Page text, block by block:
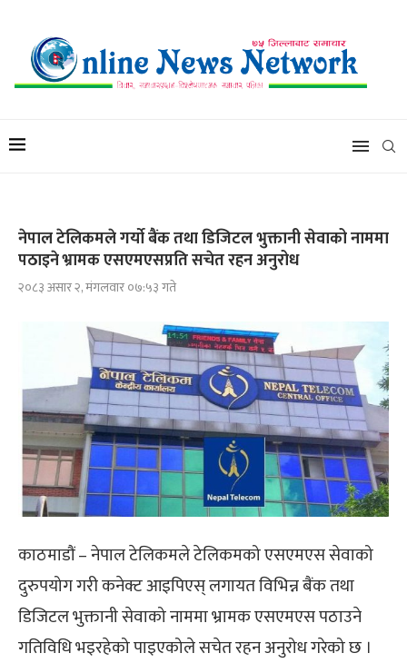
नेपाल टेलिकमले गर्याे बैंक तथा डिजिटल भुक्तानी सेवाको नाममा
पठाइने भ्रामक एसएमएसप्रति सचेत रहन अनुरोध
२०८३ असार २, मंगलवार ०७:५३ गते
काठमाडौं – नेपाल टेलिकमले टेलिकमको एसएमएस सेवाको
दुरुपयोग गरी कनेक्ट आइपिएस् लगायत विभिन्न बैंक तथा
डिजिटल भुक्तानी सेवाको नाममा भ्रामक एसएमएस पठाउने
गतिविधि भइरहेको पाइएकोले सचेत रहन अनुरोध गरेको छ ।